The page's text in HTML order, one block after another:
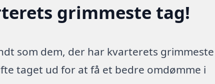
grimmeste tag!
som dem, der har kvarterets
taget ud for at få et bedre omdømme i